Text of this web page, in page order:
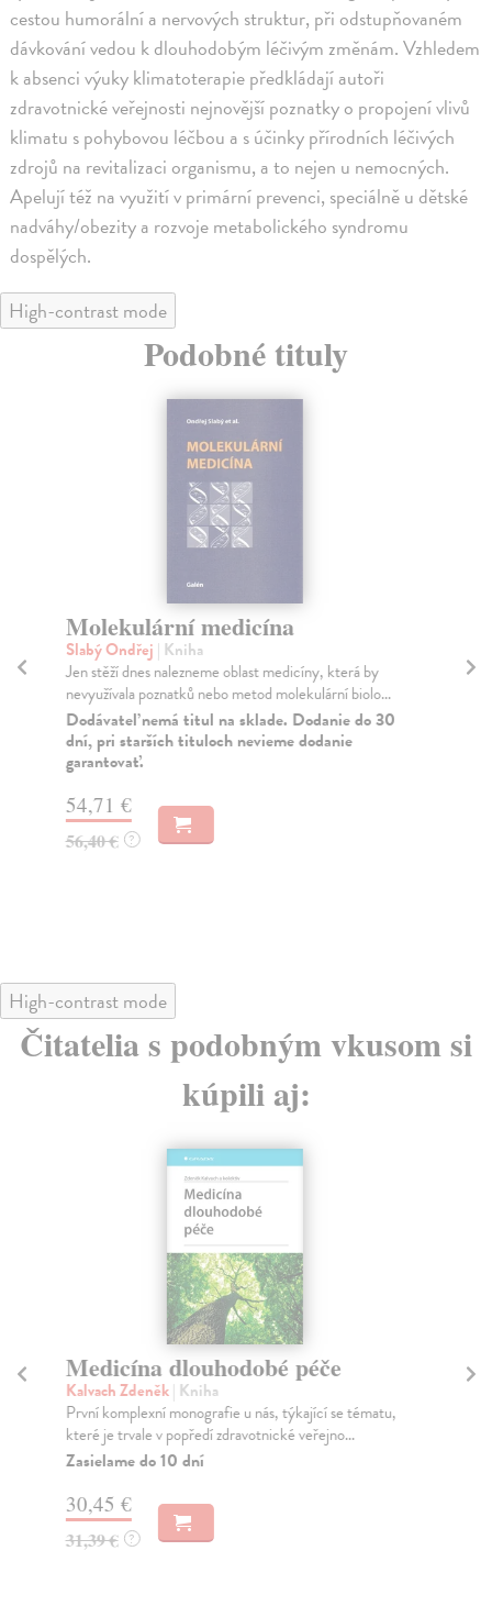
cestou humorální a nervových struktur, při odstupňovaném
dávkování vedou k dlouhodobým léčivým změnám. Vzhledem
k absenci výuky klimatoterapie předkládají autoři
zdravotnické veřejnosti nejnovější poznatky o propojení vlivů
klimatu s pohybovou léčbou a s účinky přírodních léčivých
zdrojů na revitalizaci organismu, a to nejen u nemocných.
Apelují též na využití v primární prevenci, speciálně u dětské
nadváhy/obezity a rozvoje metabolického syndromu
dospělých.
High-contrast mode
Podobné tituly
Molekulární medicína
Slabý Ondřej | Kniha
Jen stěží dnes nalezneme oblast medicíny, která by
nevyužívala poznatků nebo metod molekulární biolo...
Dodávateľ nemá titul na sklade. Dodanie do 30
dní, pri starších tituloch nevieme dodanie
garantovať.
54,71 €
56,40 € ?
High-contrast mode
Čitatelia s podobným vkusom si
kúpili aj:
Medicína dlouhodobé péče
Kalvach Zdeněk| Kniha
První komplexní monografie u nás, týkající se tématu,
které je trvale v popředí zdravotnické veřejno...
Zasielame do 10 dní
30,45 €
31,39 € ?